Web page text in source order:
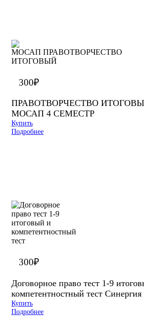
300₽
ПРАВОТВОРЧЕСТВО
МОСАП 4 СЕМЕСТР
Купить
Подробнее
300₽
Договорное право тест 1-9
компетентностный тест Синергия
Купить
Подробнее